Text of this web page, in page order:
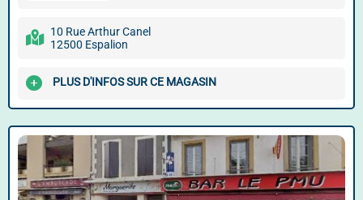
10 Rue Arthur Canel
12500 Espalion
PLUS D'INFOS SUR CE MAGASIN